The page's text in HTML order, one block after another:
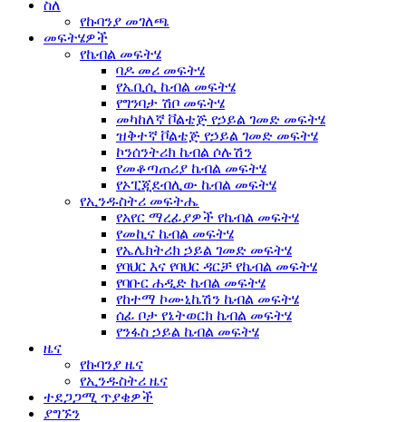
ስለ
የኩባንያ መገለጫ
መፍትሄዎች
የኬብል መፍትሄ
ባዶ መሪ መፍትሄ
የኤቢሲ ኬብል መፍትሄ
የግንባታ ሽቦ መፍትሄ
መካከለኛ ቮልቴጅ የኃይል ገመድ መፍትሄ
ዝቅተኛ ቮልቴጅ የኃይል ገመድ መፍትሄ
ኮንሰንትሪክ ኬብል ሶሉሽን
የመቆጣጠሪያ ኬብል መፍትሄ
የኦፒጂደብሊው ኬብል መፍትሄ
የኢንዱስትሪ መፍትሔ
የአየር ማረፊያዎች የኬብል መፍትሄ
የመኪና ኬብል መፍትሄ
የኤሌክትሪክ ኃይል ገመድ መፍትሄ
የባህር እና የባህር ዳርቻ የኬብል መፍትሄ
የባቡር ሐዲድ ኬብል መፍትሄ
የከተማ ኮሙኒኬሽን ኬብል መፍትሄ
ሰፊ ቦታ የኔትወርክ ኬብል መፍትሄ
የንፋስ ኃይል ኬብል መፍትሄ
ዜና
የኩባንያ ዜና
የኢንዱስትሪ ዜና
ተደጋጋሚ ጥያቄዎች
ያግኙን